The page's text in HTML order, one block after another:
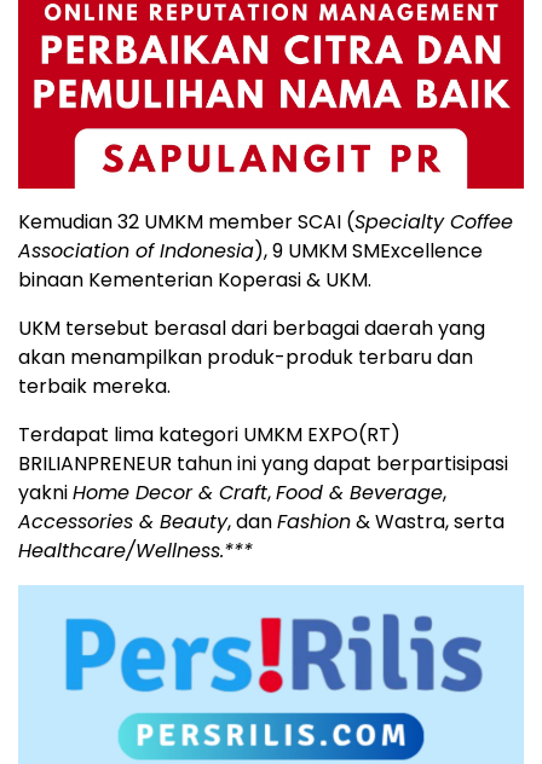
Kemudian 32 UMKM member SCAI (Specialty Coffee
Association of Indonesia), 9 UMKM SMExcellence
binaan Kementerian Koperasi & UKM.
UKM tersebut berasal dari berbagai daerah yang
akan menampilkan produk-produk terbaru dan
terbaik mereka.
Terdapat lima kategori UMKM EXPO(RT)
BRILIANPRENEUR tahun ini yang dapat berpartisipasi
yakniHome Decor & Craft,Food & Beverage,
Accessories & Beauty, danFashion& Wastra, serta
Healthcare/Wellness.***